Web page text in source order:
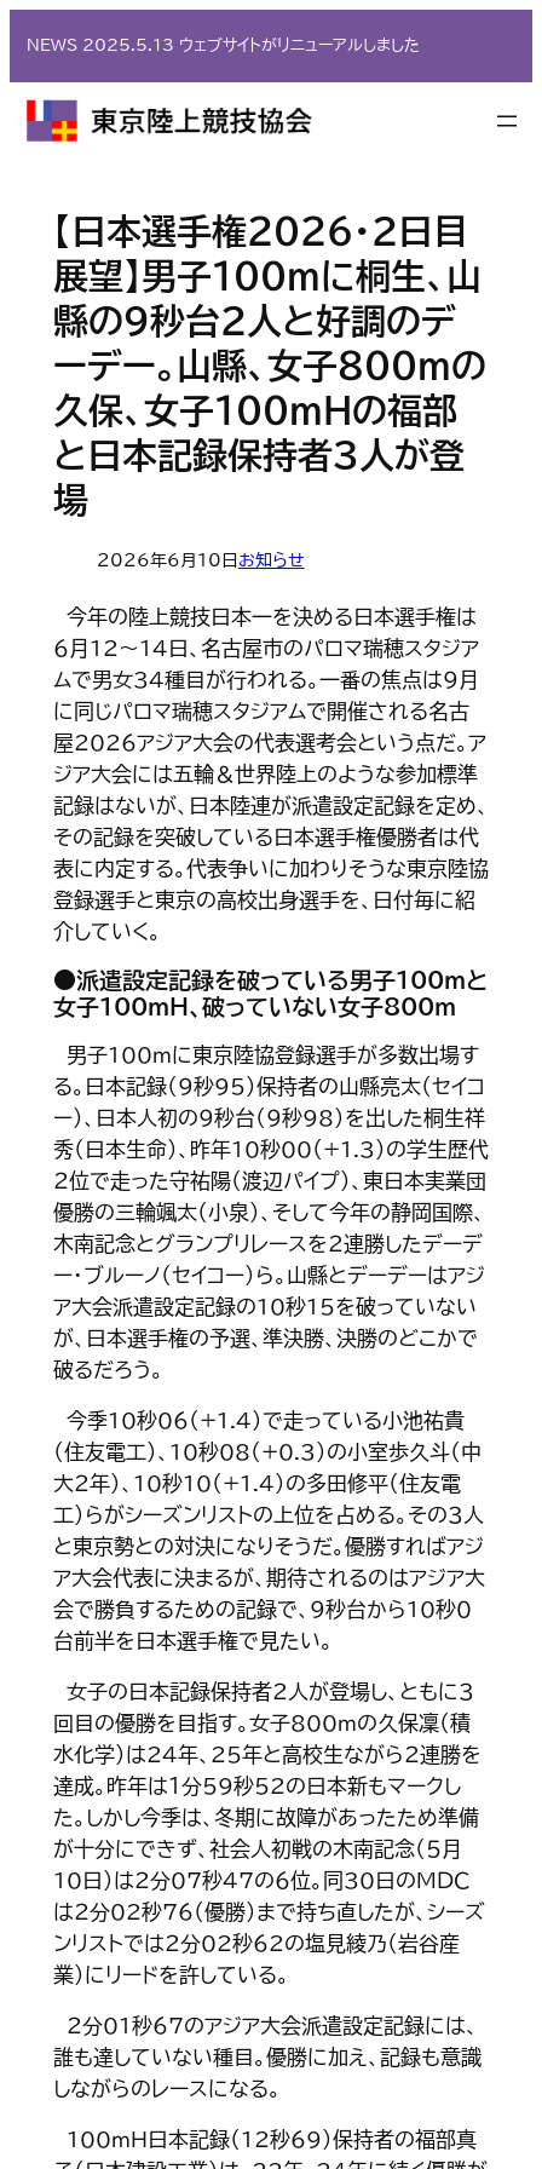
容
を
ス
NEWS 2025.5.13 ウェブサイトがリニューアルしました
【日本選手権2026・２日目
展望】男子100ｍに桐生、山
縣の９秒台２人と好調のデ
ーデー。山縣、女子800ｍの
久保、女子100ｍＨの福部
と日本記録保持者３人が登
場
2026年6月10日 お知らせ
今年の陸上競技日本一を決める日本選手権は
６月12～14日、名古屋市のパロマ瑞穂スタジア
ムで男女34種目が行われる。一番の焦点は９月
に同じパロマ瑞穂スタジアムで開催される名古
屋2026アジア大会の代表選考会という点だ。ア
ジア大会には五輪＆世界陸上のような参加標準
記録はないが、日本陸連が派遣設定記録を定め、
その記録を突破している日本選手権優勝者は代
表に内定する。代表争いに加わりそうな東京陸協
登録選手と東京の高校出身選手を、日付毎に紹
介していく。
●派遣設定記録を破っている男子100ｍと
女子100ｍＨ、破っていない女子800ｍ
男子100ｍに東京陸協登録選手が多数出場す
る。日本記録（９秒95）保持者の山縣亮太（セイコ
ー）、日本人初の９秒台（９秒98）を出した桐生祥
秀（日本生命）、昨年10秒00（+1.3）の学生歴代
２位で走った守祐陽（渡辺パイプ）、東日本実業団
優勝の三輪颯太（小泉）、そして今年の静岡国際、
木南記念とグランプリレースを２連勝したデーデ
ー・ブルーノ（セイコー）ら。山縣とデーデーはアジ
ア大会派遣設定記録の10秒15を破っていない
が、日本選手権の予選、準決勝、決勝のどこかで
破るだろう。
今季10秒06（+1.4）で走っている小池祐貴
（住友電工）、10秒08（+0.3）の小室歩久斗（中
大２年）、10秒10（+1.4）の多田修平（住友電
工）らがシーズンリストの上位を占める。その３人
と東京勢との対決になりそうだ。優勝すればアジ
ア大会代表に決まるが、期待されるのはアジア大
会で勝負するための記録で、９秒台から10秒０
台前半を日本選手権で見たい。
女子の日本記録保持者２人が登場し、ともに３
回目の優勝を目指す。女子800ｍの久保凜（積
水化学）は24年、25年と高校生ながら２連勝を
達成。昨年は１分59秒52の日本新もマークし
た。しかし今季は、冬期に故障があったため準備
が十分にできず、社会人初戦の木南記念（５月
10日）は２分07秒47の６位。同30日のＭＤＣ
は２分02秒76（優勝）まで持ち直したが、シーズ
ンリストでは２分02秒62の塩見綾乃（岩谷産
業）にリードを許している。
２分01秒67のアジア大会派遣設定記録には、
誰も達していない種目。優勝に加え、記録も意識
しながらのレースになる。
100ｍＨ日本記録（12秒69）保持者の福部真